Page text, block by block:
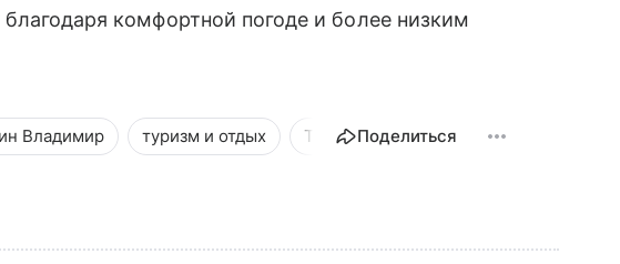
комфортной погоде и более низким
Владимир туризм и отдых Туризм Новости
Поделиться